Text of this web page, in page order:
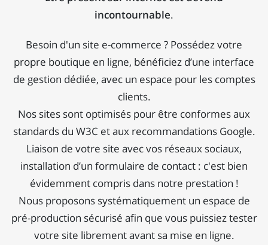
incontournable.
Besoin d'un site e-commerce ? Possédez votre
propre boutique en ligne, bénéficiez d’une interface
de gestion dédiée, avec un espace pour les comptes
clients.
Nos sites sont optimisés pour être conformes aux
standards du W3C et aux recommandations Google.
Liaison de votre site avec vos réseaux sociaux,
installation d’un formulaire de contact : c'est bien
évidemment compris dans notre prestation !
Nous proposons systématiquement un espace de
pré-production sécurisé afin que vous puissiez tester
votre site librement avant sa mise en ligne.